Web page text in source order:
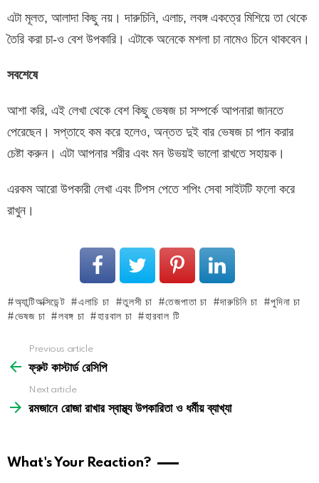
এটা মূলত, আলাদা কিছু নয়। দারুচিনি, এলাচ, লবঙ্গ একত্রে মিশিয়ে তা থেকে
তৈরি করা চা-ও বেশ উপকারি। এটাকে অনেকে মশলা চা নামেও চিনে থাকবেন।
সবশেষে
আশা করি, এই লেখা থেকে বেশ কিছু ভেষজ চা সম্পর্কে আপনারা জানতে
পেরেছেন। সপ্তাহে কম করে হলেও, অন্তত দুই বার ভেষজ চা পান করার
চেষ্টা করুন। এটা আপনার শরীর এবং মন উভয়ই ভালো রাখতে সহায়ক।
এরকম আরো উপকারী লেখা এবং টিপস পেতে শপিং সেবা সাইটটি ফলো করে
রাখুন।
অ্যান্টিঅক্সিডেন্ট এলাচি চা তুলসী চা তেজপাতা চা দারুচিনি চা
পুদিনা চা
ভেষজ চা
লবঙ্গ চা হারবাল চা হারবাল টি
more
Previous article
ফ্রুট কাস্টার্ড রেসিপি
Next article
রমজানে রোজা রাখার স্বাস্থ্য উপকারিতা ও ধর্মীয় ব্যাখ্যা
What's Your Reaction?